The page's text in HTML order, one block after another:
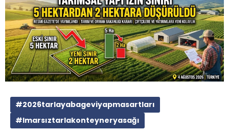
#2026tarlayabageviyapmasartları
#Imarsıztarlakonteyneryasağı